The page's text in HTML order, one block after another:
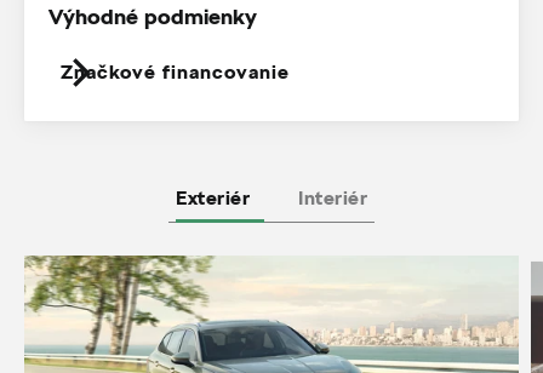
Značkové financovanie
Výhodné podmienky
Exteriér Interiér